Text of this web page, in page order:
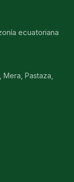
ecuatoriana
Pastaza,